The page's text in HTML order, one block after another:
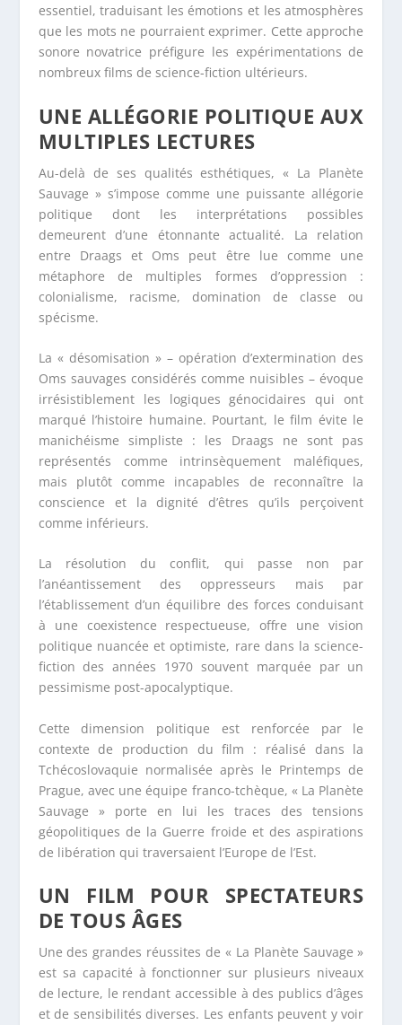
essentiel, traduisant les émotions et les atmosphères
que les mots ne pourraient exprimer. Cette approche
sonore novatrice préfigure les expérimentations de
nombreux films de science-fiction ultérieurs.
UNE ALLÉGORIE POLITIQUE AUX
MULTIPLES LECTURES
Au-delà de ses qualités esthétiques, « La Planète
Sauvage » s’impose comme une puissante allégorie
politique dont les interprétations possibles
demeurent d’une étonnante actualité. La relation
entre Draags et Oms peut être lue comme une
métaphore de multiples formes d’oppression :
colonialisme, racisme, domination de classe ou
spécisme.
La « désomisation » – opération d’extermination des
Oms sauvages considérés comme nuisibles – évoque
irrésistiblement les logiques génocidaires qui ont
marqué l’histoire humaine. Pourtant, le film évite le
manichéisme simpliste : les Draags ne sont pas
représentés comme intrinsèquement maléfiques,
mais plutôt comme incapables de reconnaître la
conscience et la dignité d’êtres qu’ils perçoivent
comme inférieurs.
La résolution du conflit, qui passe non par
l’anéantissement des oppresseurs mais par
l’établissement d’un équilibre des forces conduisant
à une coexistence respectueuse, offre une vision
politique nuancée et optimiste, rare dans la science-
fiction des années 1970 souvent marquée par un
pessimisme post-apocalyptique.
Cette dimension politique est renforcée par le
contexte de production du film : réalisé dans la
Tchécoslovaquie normalisée après le Printemps de
Prague, avec une équipe franco-tchèque, « La Planète
Sauvage » porte en lui les traces des tensions
géopolitiques de la Guerre froide et des aspirations
de libération qui traversaient l’Europe de l’Est.
UN FILM POUR SPECTATEURS
DE TOUS ÂGES
Une des grandes réussites de « La Planète Sauvage »
est sa capacité à fonctionner sur plusieurs niveaux
de lecture, le rendant accessible à des publics d’âges
et de sensibilités diverses. Les enfants peuvent y voir